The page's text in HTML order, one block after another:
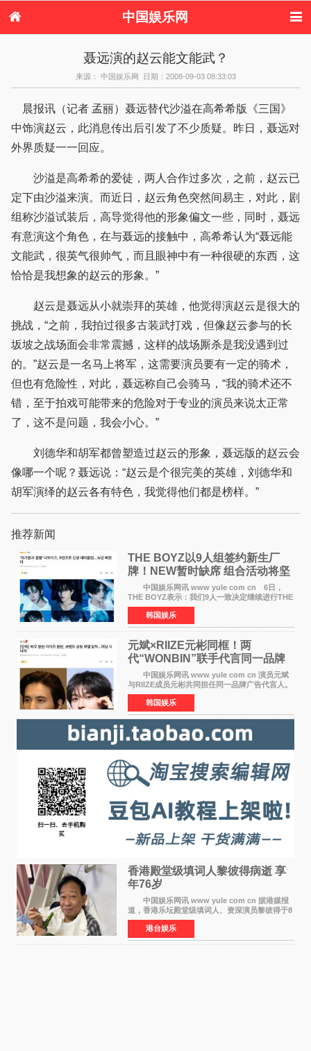
中国娱乐网
日本娱乐 韩国娱乐
音乐新闻 影视新闻
内地明星八卦
八卦
欧美明星八卦
聂远演的赵云能文能武？
来源： 中国娱乐网 日期：2008-09-03 08:33:03
晨报讯（记者 孟丽）聂远替代沙溢在高希希版《三国》
中饰演赵云，此消息传出后引发了不少质疑。昨日，聂远对
外界质疑一一回应。
沙溢是高希希的爱徒，两人合作过多次，之前，赵云已
定下由沙溢来演。而近日，赵云角色突然间易主，对此，剧
组称沙溢试装后，高导觉得他的形象偏文一些，同时，聂远
有意演这个角色，在与聂远的接触中，高希希认为“聂远能
文能武，很英气很帅气，而且眼神中有一种很硬的东西，这
恰恰是我想象的赵云的形象。”
赵云是聂远从小就崇拜的英雄，他觉得演赵云是很大的
挑战，“之前，我拍过很多古装武打戏，但像赵云参与的长
坂坡之战场面会非常震撼，这样的战场厮杀是我没遇到过
的。”赵云是一名马上将军，这需要演员要有一定的骑术，
但也有危险性，对此，聂远称自己会骑马，“我的骑术还不
错，至于拍戏可能带来的危险对于专业的演员来说太正常
了，这不是问题，我会小心。”
刘德华和胡军都曾塑造过赵云的形象，聂远版的赵云会
像哪一个呢？聂远说：“赵云是个很完美的英雄，刘德华和
胡军演绎的赵云各有特色，我觉得他们都是榜样。”
推荐新闻
THE BOYZ以9人组签约新生厂
牌！NEW暂时缺席 组合活动将坚
定不移继续
中国娱乐网讯 www yule com cn 6日，
THE BOYZ表示：我们9人一致决定继续进行THE
BOYZ组合活动，并且已经完成了组合团体活动
签约。目前正在新生厂牌下进行活动准备。尚未
离开THE BOYZ原所
韩国娱乐
元斌×RIIZE元彬同框！两
代“WONBIN”联手代言同一品牌
颜值天花板合体
中国娱乐网讯 www yule com cn 演员元斌
与RIIZE成员元彬共同担任同一品牌广告代言人。
6日据独家报道，继演员元斌之后，RIIZE元彬最
近也被选为某在线中介平台A公司的共同广告代言
人，两人将作
韩国娱乐
香港殿堂级填词人黎彼得病逝 享
年76岁​
中国娱乐网讯 www yule com cn 据港媒报
道，香港乐坛殿堂级填词人、资深演员黎彼得于8
月5日上午因病离世，终年76岁。好友钟志光透
露，黎彼得今年3月中风后便卧床休养，身体机能
持续衰退，最
港台娱乐